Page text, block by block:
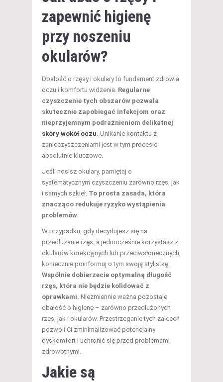
zapewnić higienę
przy noszeniu
okularów?
Dbałość o rzęsy i okulary to fundament zdrowia
oczu i komfortu widzenia. Regularne
czyszczenie tych obszarów pozwala
skutecznie zapobiegać infekcjom oraz
nieprzyjemnym podrażnieniom delikatnej
skóry wokół oczu. Unikanie kontaktu z
zanieczyszczeniami jest w tym procesie
absolutnie kluczowe.
Jeśli nosisz okulary, pamiętaj o
systematycznym czyszczeniu zarówno rzęs, jak
i samych szkieł. To prosta zasada, która
znacząco redukuje ryzyko wystąpienia
problemów.
W przypadku, gdy decydujesz się na
przedłużanie rzęs, a jednocześnie korzystasz z
okularów korekcyjnych lub przeciwsłonecznych,
koniecznie poinformuj o tym swoją stylistkę.
Wspólnie dobierzecie optymalną długość
rzęs, która nie będzie kolidować z
oprawkami. Niezmiennie ważna pozostaje
dbałość o higienę – zarówno przedłużonych
rzęs, jak i okularów. Przestrzeganie tych zaleceń
pozwoli Ci zminimalizować potencjalny
dyskomfort i uchronić się przed problemami
zdrowotnymi.
Jakie są